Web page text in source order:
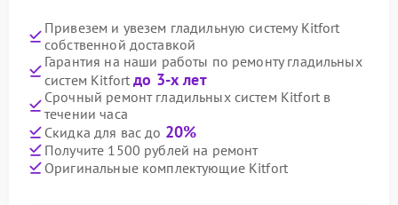
Привезем и увезем гладильную систему Kitfort
собственной доставкой
Гарантия на наши работы по ремонту гладильных
систем Kitfortдо 3-х лет
Срочный ремонт гладильных систем Kitfort в
течении часа
Скидка для вас до 20%
Получите 1500 рублей на ремонт
Оригинальные комплектующие Kitfort